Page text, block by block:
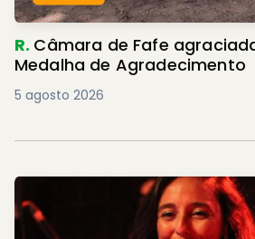
R. Câmara de Fafe agraciada
Medalha de Agradecimento
5 agosto 2026